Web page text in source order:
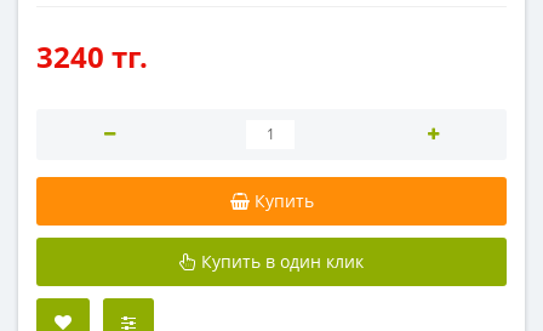
3240 тг.
Купить
Купить в один клик